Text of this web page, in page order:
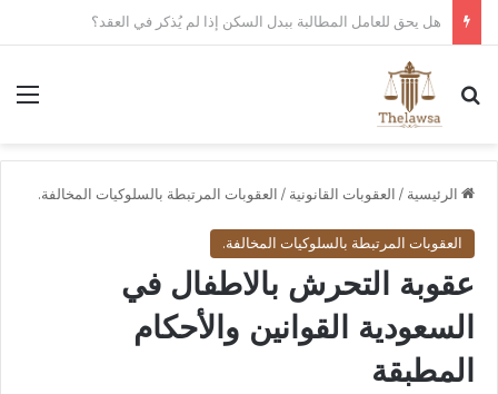
كم مدة قبول أو رفض عقد العمل الإلكتروني في قوى؟
بحث عن
الرئيسية / العقوبات القانونية / العقوبات المرتبطة بالسلوكيات المخالفة.
العقوبات المرتبطة بالسلوكيات المخالفة.
عقوبة التحرش بالاطفال في
السعودية القوانين والأحكام
المطبقة